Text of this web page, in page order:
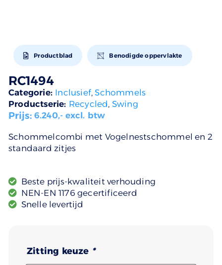
Productblad Benodigde oppervlakte
RC1494
Categorie: Inclusief, Schommels
Productserie: Recycled, Swing
Prijs:6.240,- excl. btw
Schommelcombi met Vogelnestschommel en 2
standaard zitjes
Beste prijs-kwaliteit verhouding
NEN-EN 1176 gecertificeerd
Snelle levertijd
Zitting keuze *